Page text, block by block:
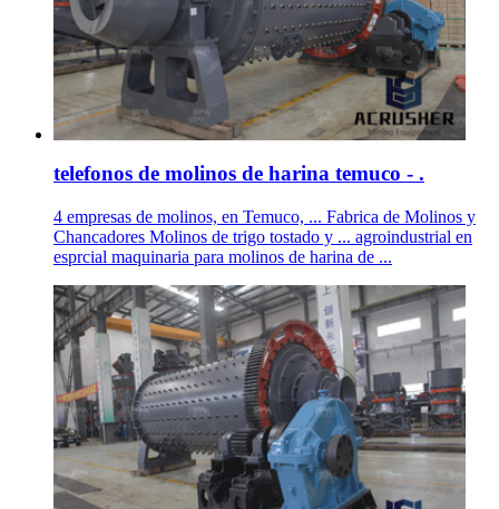
telefonos de molinos de harina temuco - .
4 empresas de molinos, en Temuco, ... Fabrica de Molinos y
Chancadores Molinos de trigo tostado y ... agroindustrial en
esprcial maquinaria para molinos de harina de ...